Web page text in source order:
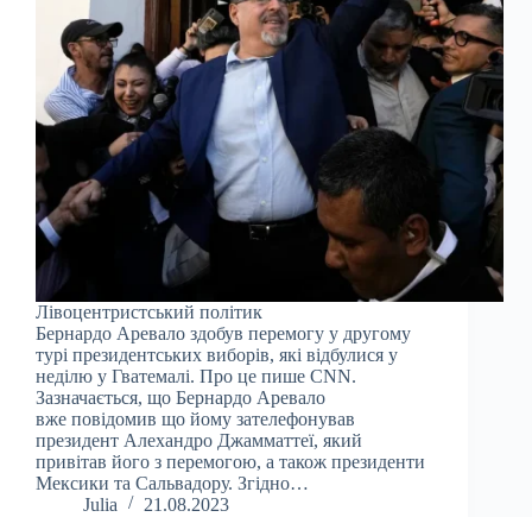
Лівоцентристський політик
Бернардо Аревало здобув перемогу у другому
турі президентських виборів, які відбулися у
неділю у Гватемалі. Про це пише CNN.
Зазначається, що Бернардо Аревало
вже повідомив що йому зателефонував
президент Алехандро Джамматтеї, який
привітав його з перемогою, а також президенти
Мексики та Сальвадору. Згідно…
Julia
21.08.2023